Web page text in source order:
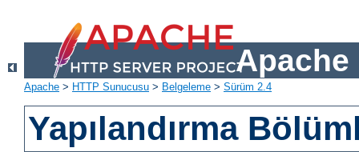
Apache
Apache > HTTP Sunucusu > Belgeleme > Sürüm 2.4
Yapılandırma